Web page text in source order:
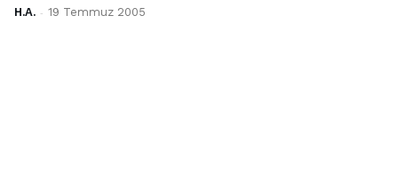
H.A. - 19 Temmuz 2005